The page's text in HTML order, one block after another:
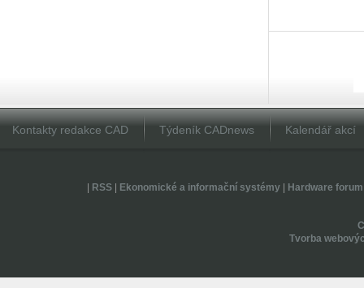
Kontakty redakce CAD Týdeník CADnews Kalendář akcí
RSS| Ekonomické a informační systémy| Hardware forum
Tvorba